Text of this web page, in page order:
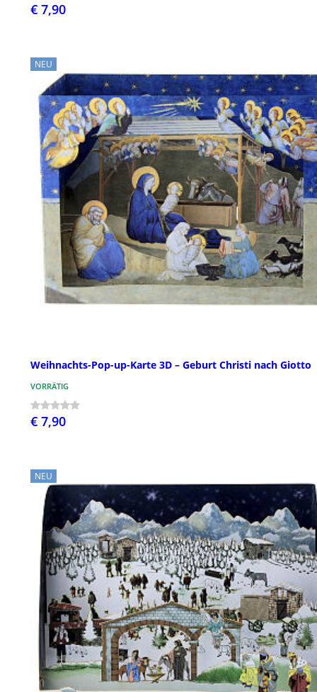
€ 7,90
NEU
Weihnachts-Pop-up-Karte 3D – Geburt Christi nach Giotto
VORRÄTIG
€ 7,90
NEU